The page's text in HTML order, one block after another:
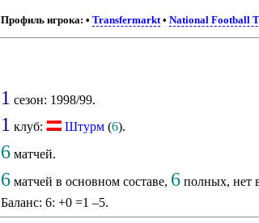
Профиль игрока: • Transfermarkt• National Football
1 сезон: 1998/99.
1 клуб: Штурм(6).
6матчей.
6матчей в основном составе, 6полных, нет
Баланс: 6: +0 =1 –5.